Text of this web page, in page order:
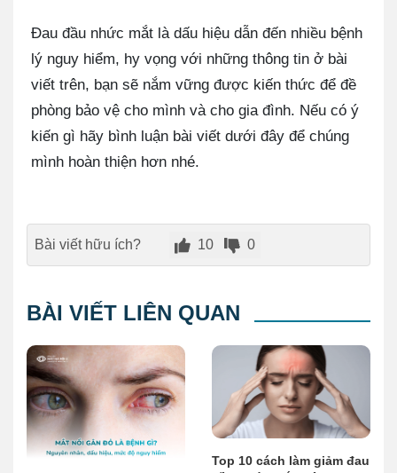
Đau đầu nhức mắt là dấu hiệu dẫn đến nhiều bệnh
lý nguy hiểm, hy vọng với những thông tin ở bài
viết trên, bạn sẽ nắm vững được kiến thức để đề
phòng bảo vệ cho mình và cho gia đình. Nếu có ý
kiến gì hãy bình luận bài viết dưới đây để chúng
mình hoàn thiện hơn nhé.
Bài viết hữu ích? 10 0
BÀI VIẾT LIÊN QUAN
Top 10 cách làm giảm đau